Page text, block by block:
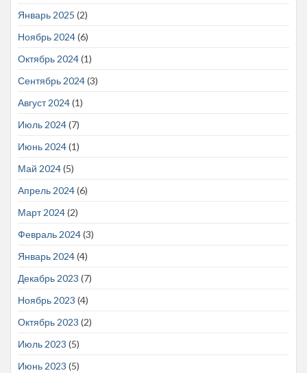
Январь 2025 (2)
Ноябрь 2024(6)
Октябрь 2024(1)
Сентябрь 2024(3)
Август 2024(1)
Июль 2024(7)
Июнь 2024(1)
Май 2024(5)
Апрель 2024(6)
Март 2024(2)
Февраль 2024(3)
Январь 2024(4)
Декабрь 2023 (7)
Ноябрь 2023 (4)
Октябрь 2023 (2)
Июль 2023 (5)
Июнь 2023 (5)